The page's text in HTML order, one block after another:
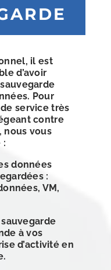
il est
d’avoir
Pour
service très
contre
nous vous
:
données
:
VM,
à vos
d’activité en